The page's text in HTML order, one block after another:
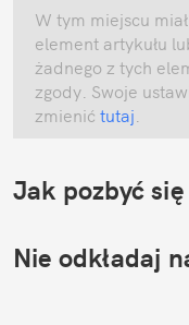
W tym miejscu
element artykułu
żadnego z tych
zgody. Swoje
zmienić tutaj.
Nie odkładaj